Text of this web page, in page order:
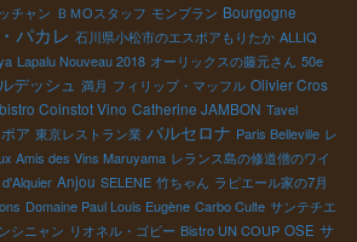
チャン ＢＭОスタッフ モンブラン Bourgogne
パカレ 石川県小松市のエスポアもりたか ALLIQ
Lapalu Nouveau 2018 オーリックスの藤元さん 50e
デッシュ 満月 フィリップ・マッフル Olivier Cros
Coinstot Vino Catherine JAMBON Tavel
ア 東京レストラン業 バルセロナ Paris Belleville レ
Amis des Vins Maruyama レランス島の修道僧のワイ
Anjou SELENE 竹ちゃん ラピエール家の7月
Domaine Paul Louis Eugène Carbo Culte サンテチエ
シニャン リオネル・ゴビー Bistro UN COUP OSE サ